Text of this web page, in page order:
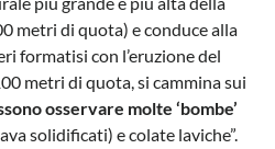
metri di quota) e conduce alla
formatisi con l’eruzione del
metri di quota, si cammina sui
osservare molte ‘bombe’
solidificati) e colate laviche”.